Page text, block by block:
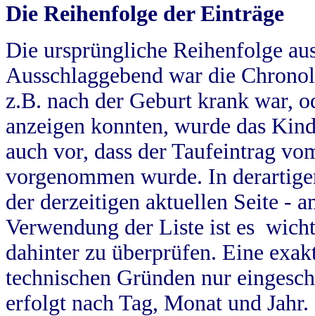
Die Reihenfolge der Einträge
Die ursprüngliche Reihenfolge
Ausschlaggebend war die
z.B. nach der Geburt krank war,
anzeigen konnten, wurde das
auch vor, dass der Taufeintrag
vorgenommen wurde. In
der derzeitigen aktuellen Seite -
Verwendung der Liste ist es
dahinter zu überprüfen. Eine
technischen Gründen nur
erfolgt nach Tag, Monat und Jahr.